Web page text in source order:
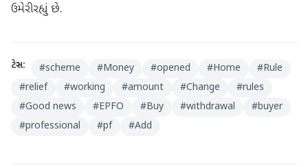
ઉમેરી રહ્યું છે.
ટેગ્સ: #scheme #Money #opened #Home #Rule
#relief #working #amount #Change #rules
#Good news #EPFO #Buy #withdrawal #buyer
#professional #pf #Add